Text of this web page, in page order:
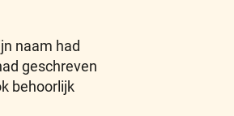
naam had
geschreven
behoorlijk